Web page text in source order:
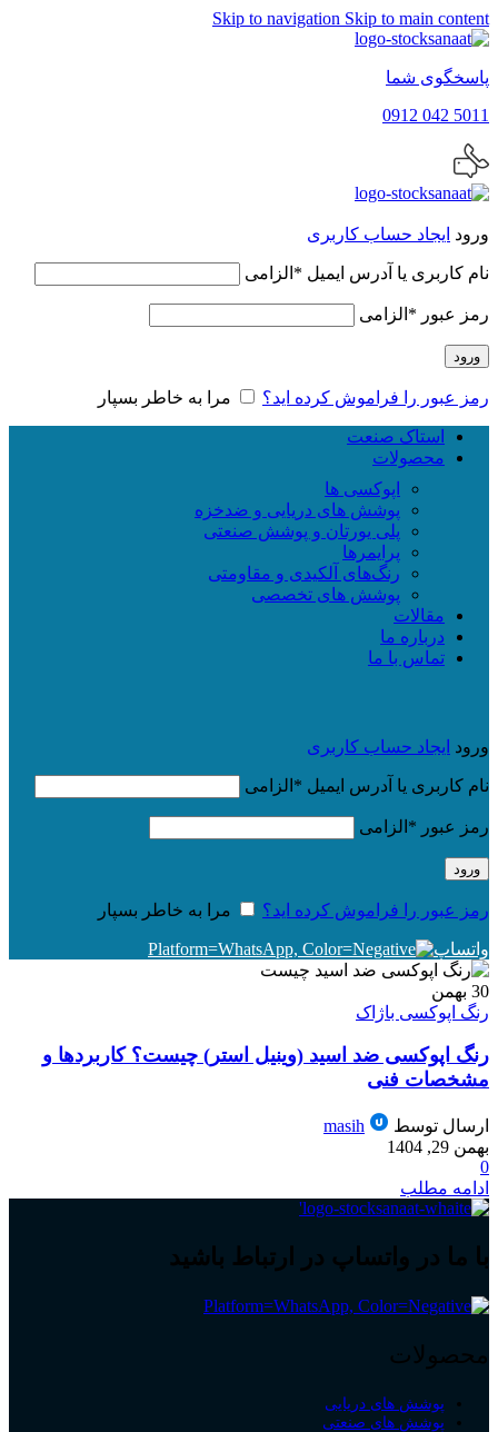
Skip to navigation Skip to main content
پاسخگوی شما
5011 042 0912
ورود ایجاد حساب کاربری
نام کاربری یا آدرس ایمیل * الزامی
رمز عبور * الزامی
ورود
رمز عبور را فراموش کرده اید؟ مرا به خاطر بسپار
استاک صنعت
محصولات
اپوکسی ها
پوشش های دریایی و ضدخزه
پلی یورتان و پوشش صنعتی
پرایمرها
رنگ‌های آلکیدی و مقاومتی
پوشش های تخصصی
مقالات
درباره ما
تماس با ما
ورود ایجاد حساب کاربری
نام کاربری یا آدرس ایمیل * الزامی
رمز عبور * الزامی
ورود
رمز عبور را فراموش کرده اید؟ مرا به خاطر بسپار
واتساپ
30 بهمن
رنگ اپوکسی باژاک
رنگ اپوکسی ضد اسید (وینیل استر) چیست؟ کاربردها و
مشخصات فنی
ارسال توسط
masih
بهمن 29, 1404
0
ادامه مطلب
با ما در واتساپ در ارتباط باشید
محصولات
پوشش های دریایی
پوشش های صنعتی